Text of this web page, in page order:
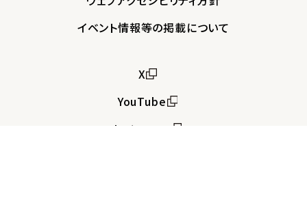
イベント情報等の掲載について
X
YouTube
Instagram